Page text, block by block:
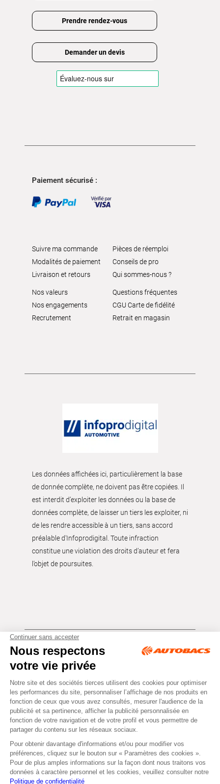
Prendre rendez-vous
Demander un devis
Paiement sécurisé :
Suivre ma commande
Modalités de paiement
Livraison et retours
Pièces de réemploi
Conseils de pro
Qui sommes-nous ?
Nos valeurs
Nos engagements
Recrutement
Questions fréquentes
CGU Carte de fidélité
Retrait en magasin
Les données affichées ici, particulièrement la base
de donnée complète, ne doivent pas être copiées. Il
est interdit d’exploiter les données ou la base de
données complète, de laisser un tiers les exploiter, ni
de les rendre accessible à un tiers, sans accord
préalable d'Infoprodigital. Toute infraction
constitue une violation des droits d’auteur et fera
l’objet de poursuites.
Tous droits réservés © Autobacs
Mentions légales RGPD
Cookies CGV
Facebook Instagram